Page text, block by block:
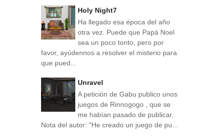
Holy Night7
Ha llegado esa época del año
otra vez. Puede que Papá Noel
sea un poco tonto, pero por
favor, ayúdennos a resolver el misterio para
que pued...
Unravel
A petición de Gabu publico unos
juegos de Rinnogogo , que se
me habían pasado de publicar.
Nota del autor: "He creado un juego de pu...